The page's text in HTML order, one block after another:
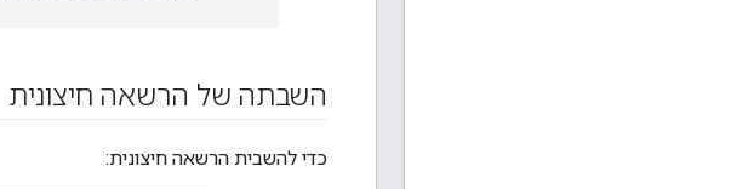
השבתה של הרשאה חיצונית
כדי להשבית הרשאה חיצונית: